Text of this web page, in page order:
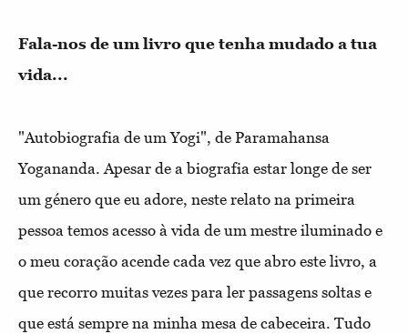
Fala-nos de um livro que tenha mudado a tua
vida...
"Autobiografia de um Yogi", de Paramahansa
Yogananda. Apesar de a biografia estar longe de ser
um género que eu adore, neste relato na primeira
pessoa temos acesso à vida de um mestre iluminado e
o meu coração acende cada vez que abro este livro, a
que recorro muitas vezes para ler passagens soltas e
que está sempre na minha mesa de cabeceira. Tudo